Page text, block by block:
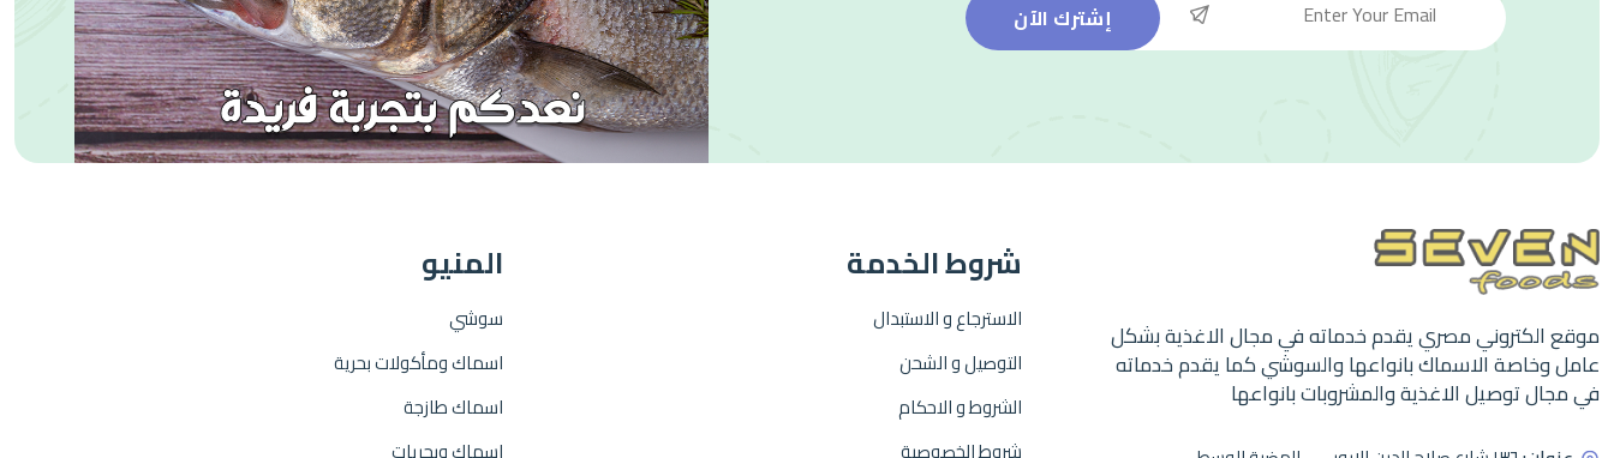
إشترك الآن
موقع الكتروني مصري يقدم خدماته في مجال الاغذية بشكل
عامل وخاصة الاسماك بانواعها والسوشي كما يقدم خدماته
في مجال توصيل الاغذية والمشروبات بانواعها
شروط الخدمة
الاسترجاع و الاستبدال
التوصيل و الشحن
الشروط و الاحكام
المنيو
سوشي
اسماك ومأكولات بحرية
اسماك طازجة